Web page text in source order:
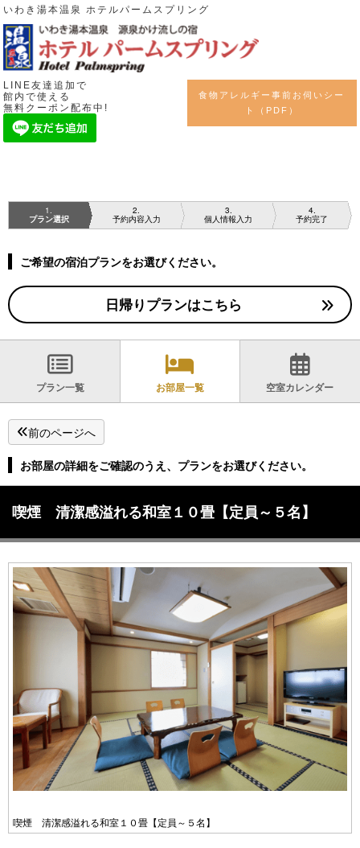
いわき湯本温泉 ホテルパームスプリング
LINE友達追加で
館内で使える
無料クーポン配布中!
食物アレルギー事前お伺いシー
ト（PDF）
1
プラン選択
2
予約内容入力
3
個人情報入力
4
予約完了
ご希望の宿泊プランをお選びください。
日帰りプランはこちら
プラン一覧 お部屋一覧 空室カレンダー
前のページへ
お部屋の詳細をご確認のうえ、プランをお選びください。
喫煙 清潔感溢れる和室１０畳【定員～５名】
喫煙 清潔感溢れる和室１０畳【定員～５名】